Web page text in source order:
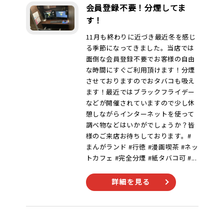
会員登録不要！分煙してま
す！
11月も終わりに近づき最近冬を感じ
る季節になってきました。当店では
面倒な会員登録不要でお客様の自由
な時間にすぐご利用頂けます！分煙
させておりますのでおタバコも吸え
ます！最近ではブラックフライデー
などが開催されていますので少し休
憩しながらインターネットを使って
調べ物などはいかがでしょうか？皆
様のご来店お待ちしております。#
まんがランド #行徳 #漫画喫茶 #ネッ
トカフェ #完全分煙 #紙タバコ可 #...
詳細を見る